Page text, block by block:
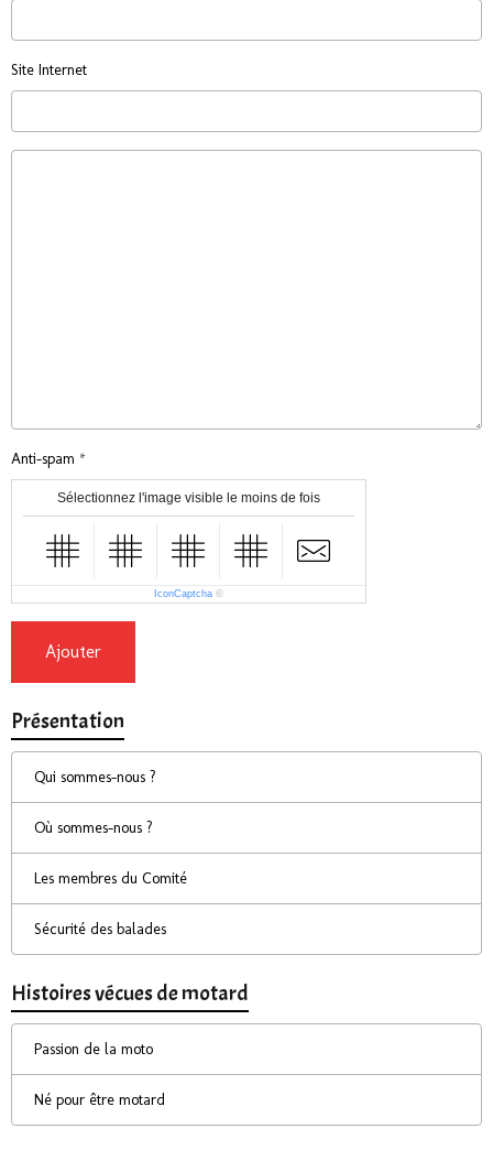
Site Internet
Anti-spam
Sélectionnez l'image visible le moins de fois
IconCaptcha ©
Ajouter
Présentation
Qui sommes-nous ?
Où sommes-nous ?
Les membres du Comité
Sécurité des balades
Histoires vécues de motard
Passion de la moto
Né pour être motard